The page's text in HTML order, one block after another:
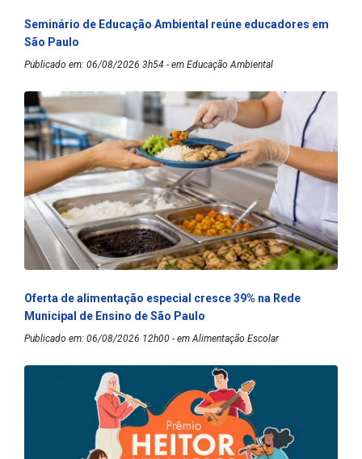
Seminário de Educação Ambiental reúne educadores em
São Paulo
Publicado em: 06/08/2026 3h54 - em Educação Ambiental
Oferta de alimentação especial cresce 39% na Rede
Municipal de Ensino de São Paulo
Publicado em: 06/08/2026 12h00 - em Alimentação Escolar